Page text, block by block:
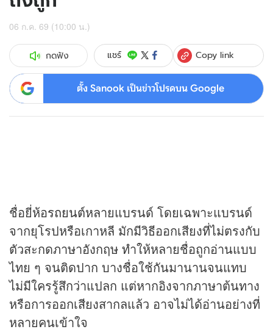
06 ก.ค. 69 (10:00 น.)
กดฟัง แชร์ Copy link
ตั้ง Sanook เป็นข่าวโปรดบน Google
ชื่อยี่ห้อรถยนต์หลายแบรนด์ โดยเฉพาะแบรนด์
จากยุโรปหรือเกาหลี มักมีวิธีออกเสียงที่ไม่ตรงกับ
ตัวสะกดภาษาอังกฤษ ทำให้หลายชื่อถูกอ่านแบบ
ไทย ๆ จนติดปาก บางชื่อใช้กันมานานจนแทบ
ไม่มีใครรู้สึกว่าแปลก แต่หากอิงจากภาษาต้นทาง
หรือการออกเสียงสากลแล้ว อาจไม่ได้อ่านอย่างที่
หลายคนเข้าใจ